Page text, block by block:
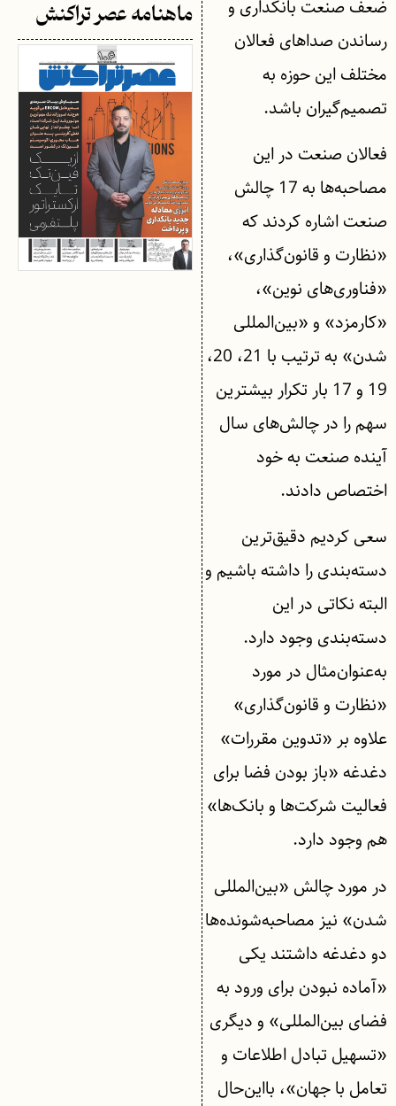
ضعف صنعت بانکداری و
رساندن صداهای فعالان
مختلف این حوزه به
تصمیم‌گیران باشد.
فعالان صنعت در این
مصاحبه‌ها به 17 چالش
صنعت اشاره کردند که
«نظارت و قانون‌گذاری»،
«فناوری‌های نوین»،
«کارمزد» و «بین‌المللی
شدن» به ترتیب با 21، 20،
19 و 17 بار تکرار بیشترین
سهم را در چالش‌های سال
آینده صنعت به خود
اختصاص دادند.
سعی کردیم دقیق‌ترین
دسته‌بندی را داشته باشیم و
البته نکاتی در این
دسته‌بندی وجود دارد.
به‌عنوان‌مثال در مورد
«نظارت و قانون‌گذاری»
علاوه بر «تدوین مقررات»
دغدغه «باز بودن فضا برای
فعالیت شرکت‌ها و بانک‌ها»
هم وجود دارد.
در مورد چالش «بین‌المللی
شدن» نیز مصاحبه‌شونده‌ها
دو دغدغه داشتند یکی
«آماده نبودن برای ورود به
فضای بین‌المللی» و دیگری
«تسهیل تبادل اطلاعات و
تعامل با جهان»، بااین‌حال
ماهنامه عصر تراکنش